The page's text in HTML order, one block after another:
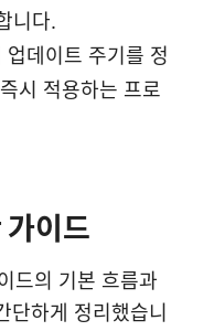
니다.
데이트 주기를 정
시 적용하는 프로
가이드
드의 기본 흐름과
단하게 정리했습니